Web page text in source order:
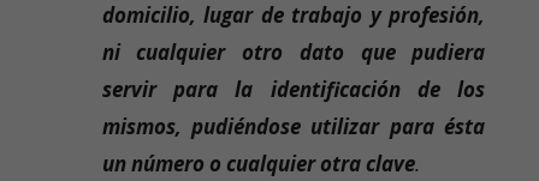
domicilio, lugar de trabajo y profesión,
ni cualquier otro dato que pudiera
servir para la identificación de los
mismos, pudiéndose utilizar para ésta
un número o cualquier otra clave.